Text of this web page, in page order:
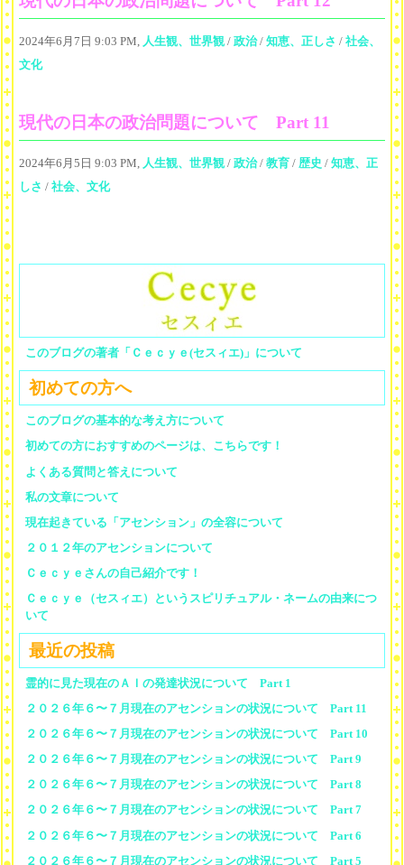
2024年6月7日 9:03 PM, 人生観、世界観 / 政治/ 知恵、正しさ / 社会、
文化
現代の日本の政治問題について Part 11
2024年6月5日 9:03 PM, 人生観、世界観 / 政治/ 教育 / 歴史 / 知恵、正
しさ / 社会、文化
このブログの著者「Ｃｅｃｙｅ(セスィエ)」について
初めての方へ
このブログの基本的な考え方について
初めての方におすすめのページは、こちらです！
よくある質問と答えについて
私の文章について
現在起きている「アセンション」の全容について
２０１２年のアセンションについて
Ｃｅｃｙｅさんの自己紹介です！
Ｃｅｃｙｅ（セスィエ）というスピリチュアル・ネームの由来につ
いて
最近の投稿
霊的に見た現在のＡＩの発達状況について Part 1
２０２６年６〜７月現在のアセンションの状況について Part 11
２０２６年６〜７月現在のアセンションの状況について Part 10
２０２６年６〜７月現在のアセンションの状況について Part 9
２０２６年６〜７月現在のアセンションの状況について Part 8
２０２６年６〜７月現在のアセンションの状況について Part 7
２０２６年６〜７月現在のアセンションの状況について Part 6
２０２６年６〜７月現在のアセンションの状況について Part 5